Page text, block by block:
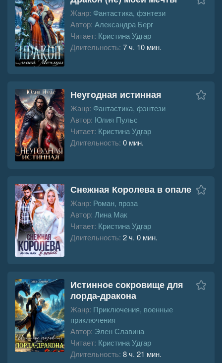
Жанр: Фантастика, фэнтези
Автор: Александра Берг
Читает: Кристина Удгар
Длительность: 7 ч. 10 мин.
Неугодная истинная
Жанр: Фантастика, фэнтези
Автор: Юлия Пульс
Читает: Кристина Удгар
Длительность: 0 мин.
Снежная Королева в опале
Жанр: Роман, проза
Автор: Лина Мак
Читает: Кристина Удгар
Длительность: 2 ч. 0 мин.
Истинное сокровище для
лорда-дракона
Жанр: Приключения, военные
приключения
Автор: Элен Славина
Читает: Кристина Удгар
Длительность: 8 ч. 21 мин.